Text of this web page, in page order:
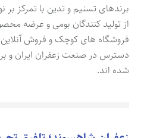
برندهای تسنیم و تدین با تمرکز
از تولید کنندگان بومی و عرضه
فروشگاه های کوچک و فروش آنلاین،
دسترس در صنعت زعفران ایران و
شده اند.